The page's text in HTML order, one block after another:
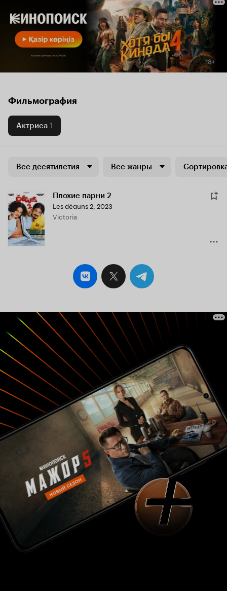
Фильмография
Актриса 1
Все десятилетия Все жанры
Плохие парни 2
Les déguns 2, 2023
Victoria